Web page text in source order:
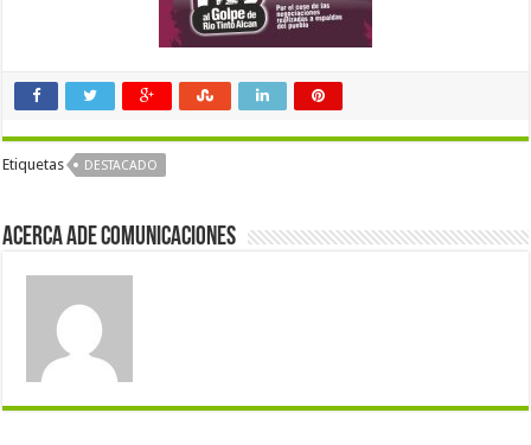
Etiquetas DESTACADO
Acerca Ade Comunicaciones